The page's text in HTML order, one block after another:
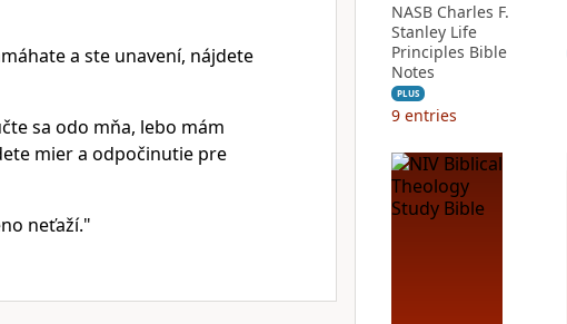
a ste unavení, nájdete
sa odo mňa, lebo mám
mier a odpočinutie pre
neťaží."
NASB Charles F.
Stanley Life
Principles Bible
Notes
PLUS
9 entries